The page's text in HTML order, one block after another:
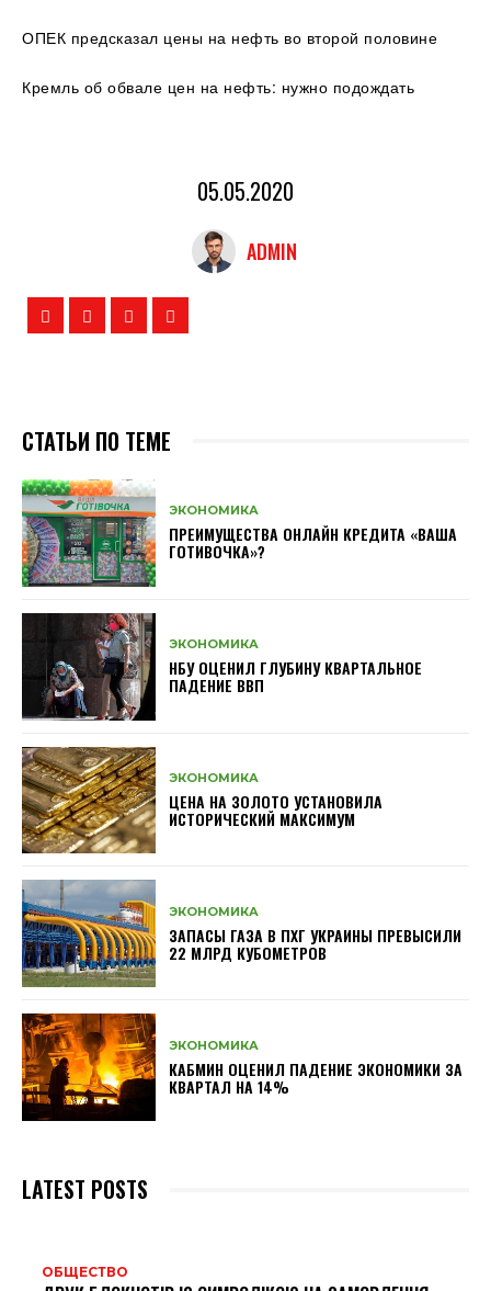
ОПЕК предсказал цены на нефть во второй половине
Кремль об обвале цен на нефть: нужно подождать
05.05.2020
ADMIN
СТАТЬИ ПО ТЕМЕ
ЭКОНОМИКА
ПРЕИМУЩЕСТВА ОНЛАЙН КРЕДИТА «ВАША
ГОТИВОЧКА»?
ЭКОНОМИКА
НБУ ОЦЕНИЛ ГЛУБИНУ КВАРТАЛЬНОЕ
ПАДЕНИЕ ВВП
ЭКОНОМИКА
ЦЕНА НА ЗОЛОТО УСТАНОВИЛА
ИСТОРИЧЕСКИЙ МАКСИМУМ
ЭКОНОМИКА
ЗАПАСЫ ГАЗА В ПХГ УКРАИНЫ ПРЕВЫСИЛИ
22 МЛРД КУБОМЕТРОВ
ЭКОНОМИКА
КАБМИН ОЦЕНИЛ ПАДЕНИЕ ЭКОНОМИКИ ЗА
КВАРТАЛ НА 14%
LATEST POSTS
ОБЩЕСТВО